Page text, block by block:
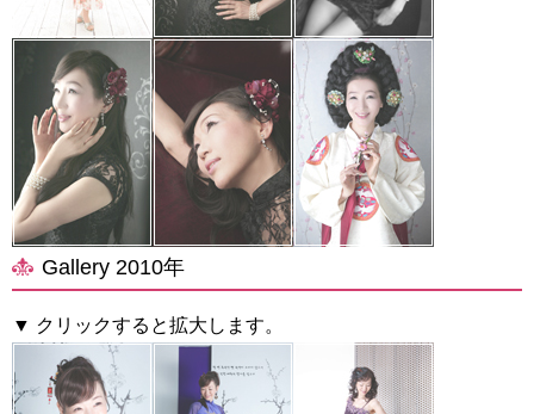
Gallery 2010年
▼ クリックすると拡大します。